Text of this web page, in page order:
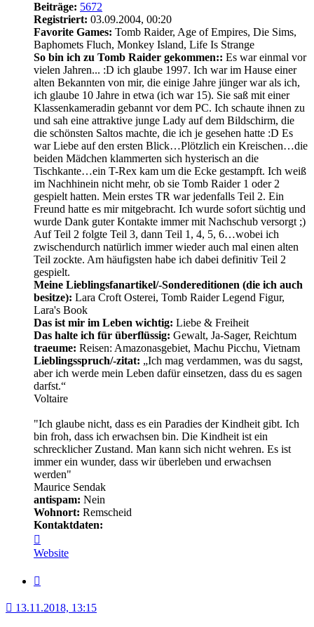
Beiträge: 5672
Registriert: 03.09.2004, 00:20
Favorite Games: Tomb Raider, Age of Empires, Die Sims,
Baphomets Fluch, Monkey Island, Life Is Strange
So bin ich zu Tomb Raider gekommen:: Es war einmal vor
vielen Jahren... :D ich glaube 1997. Ich war im Hause einer
alten Bekannten von mir, die einige Jahre jünger war als ich,
ich glaube 10 Jahre in etwa (ich war 15). Sie saß mit einer
Klassenkameradin gebannt vor dem PC. Ich schaute ihnen zu
und sah eine attraktive junge Lady auf dem Bildschirm, die
die schönsten Saltos machte, die ich je gesehen hatte :D Es
war Liebe auf den ersten Blick…Plötzlich ein Kreischen…die
beiden Mädchen klammerten sich hysterisch an die
Tischkante…ein T-Rex kam um die Ecke gestampft. Ich weiß
im Nachhinein nicht mehr, ob sie Tomb Raider 1 oder 2
gespielt hatten. Mein erstes TR war jedenfalls Teil 2. Ein
Freund hatte es mir mitgebracht. Ich wurde sofort süchtig und
wurde Dank guter Kontakte immer mit Nachschub versorgt ;)
Auf Teil 2 folgte Teil 3, dann Teil 1, 4, 5, 6…wobei ich
zwischendurch natürlich immer wieder auch mal einen alten
Teil zockte. Am häufigsten habe ich dabei definitiv Teil 2
gespielt.
Meine Lieblingsfanartikel/-Sondereditionen (die ich auch
besitze): Lara Croft Osterei, Tomb Raider Legend Figur,
Lara's Book
Das ist mir im Leben wichtig: Liebe & Freiheit
Das halte ich für überflüssig: Gewalt, Ja-Sager, Reichtum
traeume: Reisen: Amazonasgebiet, Machu Picchu, Vietnam
Lieblingsspruch/-zitat: „Ich mag verdammen, was du sagst,
aber ich werde mein Leben dafür einsetzen, dass du es sagen
darfst.“
Voltaire
"Ich glaube nicht, dass es ein Paradies der Kindheit gibt. Ich
bin froh, dass ich erwachsen bin. Die Kindheit ist ein
schrecklicher Zustand. Man kann sich nicht wehren. Es ist
immer ein wunder, dass wir überleben und erwachsen
werden"
Maurice Sendak
antispam: Nein
Wohnort: Remscheid
Kontaktdaten:
von
Minerva
Website
13.11.2018, 13:15